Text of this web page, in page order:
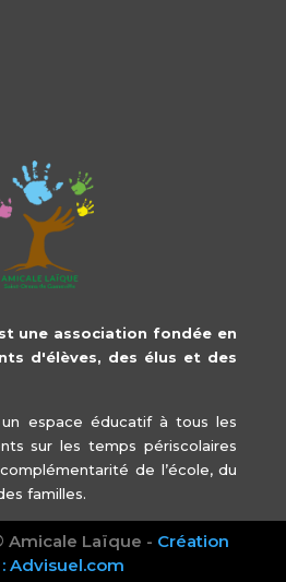
une association fondée en
d'élèves, des élus et des
espace éducatif à tous les
sur les temps périscolaires
de l’école, du
familles.
Amicale Laïque - Création
Advisuel.com